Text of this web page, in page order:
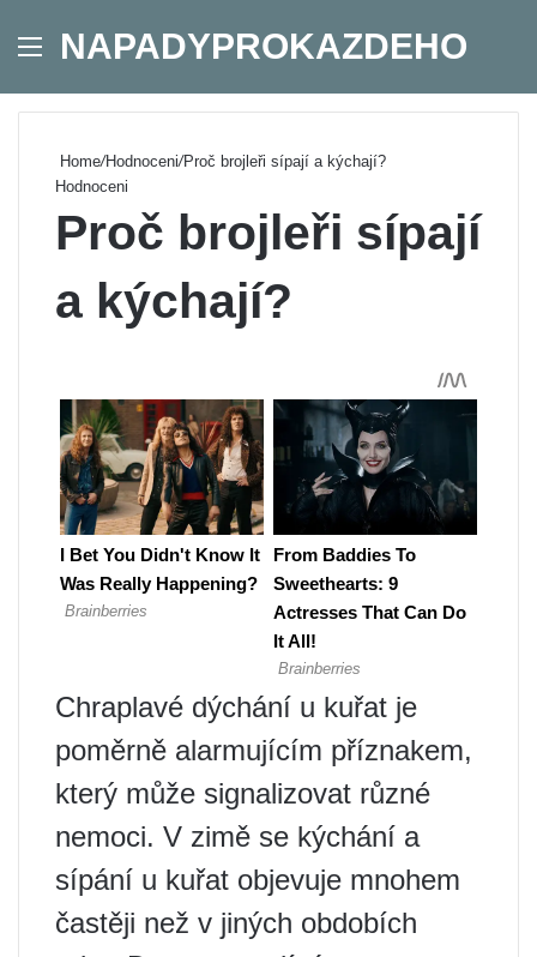
Menu
NAPADYPROKAZDEHO
Home/Hodnoceni/Proč brojleři sípají a kýchají?
Hodnoceni
Proč brojleři sípají
a kýchají?
Chraplavé dýchání u kuřat je
poměrně alarmujícím příznakem,
který může signalizovat různé
nemoci. V zimě se kýchání a
sípání u kuřat objevuje mnohem
častěji než v jiných obdobích